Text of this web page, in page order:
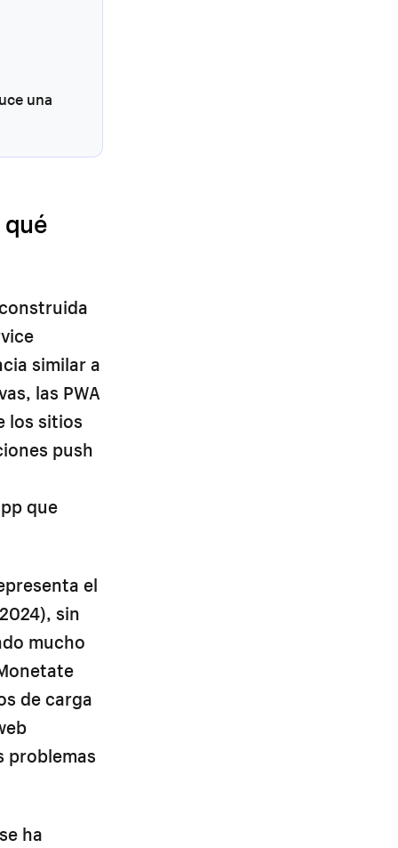
una
similar a
las PWA
los sitios
push
que
el
sin
mucho
de carga
problemas
ha